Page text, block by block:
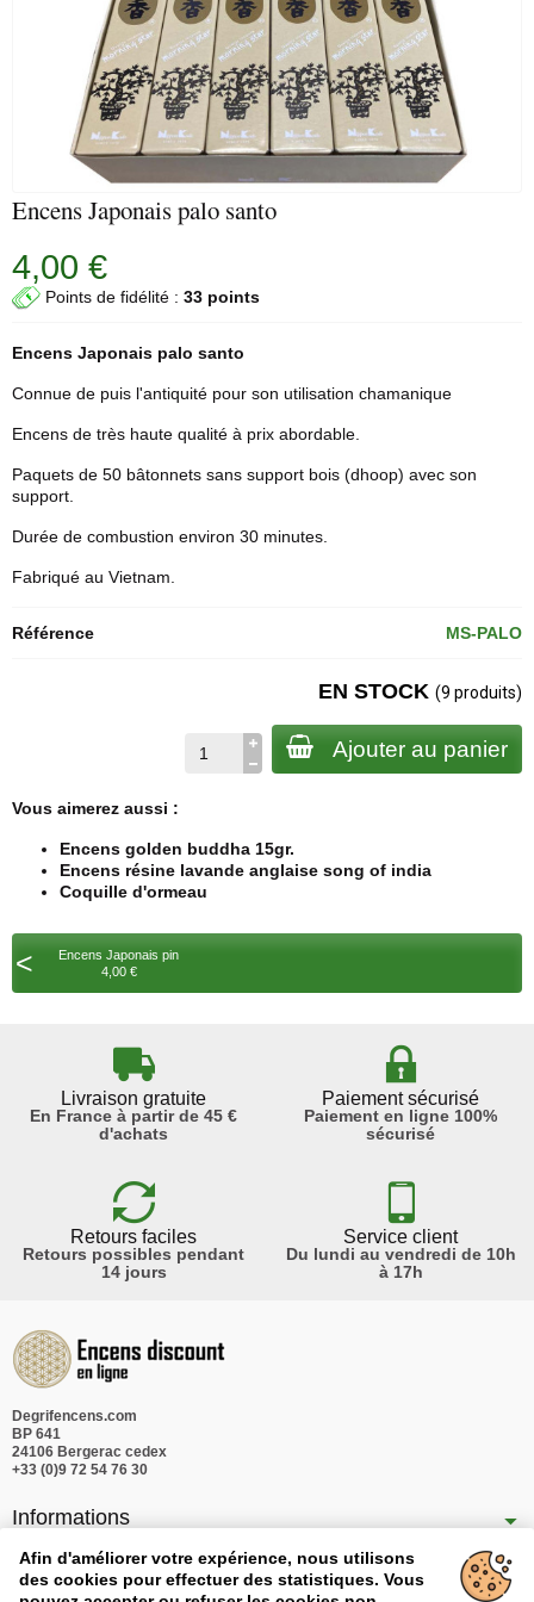
Encens Japonais palo santo
4,00 €
Points de fidélité : 33 points
Encens Japonais palo santo
Connue de puis l'antiquité pour son utilisation chamanique
Encens de très haute qualité à prix abordable.
Paquets de 50 bâtonnets sans support bois (dhoop) avec son
support.
Durée de combustion environ 30 minutes.
Fabriqué au Vietnam.
Référence MS-PALO
EN STOCK (9 produits)
Ajouter au panier
Vous aimerez aussi :
Encens golden buddha 15gr.
Encens résine lavande anglaise song of india
Coquille d'ormeau
<
Encens Japonais pin
4,00 €
Livraison gratuite
En France à partir de 45 €
d'achats
Paiement sécurisé
Paiement en ligne 100%
sécurisé
Retours faciles
Retours possibles pendant
14 jours
Service client
Du lundi au vendredi de 10h
à 17h
Degrifencens.com
BP 641
24106 Bergerac cedex
+33 (0)9 72 54 76 30
Informations
Nos produits
Afin d'améliorer votre expérience, nous utilisons
des cookies pour effectuer des statistiques. Vous